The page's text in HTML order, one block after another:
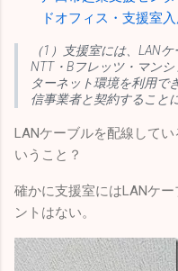
ドオフィス・支援室
（1）支援室には、LAN
NTT・Bフレッツ・マン
ターネット環境を利用で
信事業者と契約すること
LANケーブルを配線して
いうこと？
確かに支援室にはLANケ
ントはない。